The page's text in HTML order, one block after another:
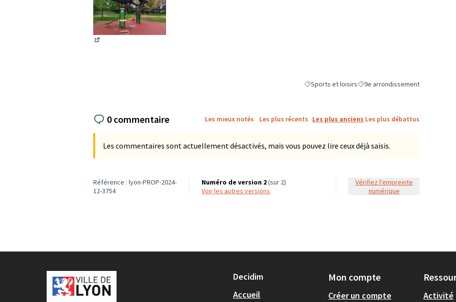
Filtrer les résultats de la catégorie : Sports et loisirs
Sports et loisirsFiltrer les résultats pour la
9e arrondissement
0 commentaire Les mieux notés Les plus récents Les plus anciens Les plus débattus
Les commentaires sont actuellement désactivés, mais vous pouvez lire ceux déjà saisis.
Référence : lyon-PROP-2024-
12-3754
Numéro de version 2(sur 2)
voir les autres versions
Vérifiez l'empreinte
numérique
Decidim
Accueil
Mon compte
Créer un compte Activité